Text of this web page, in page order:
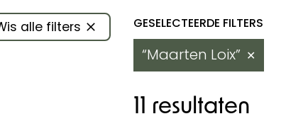
toegekende steun
alle filters
info on domein
Resultaten
Maarten Loix ✕
11 resultaten